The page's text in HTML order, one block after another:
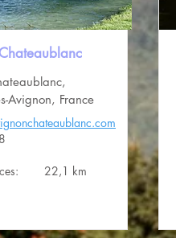
Avignon, France
22,1 km